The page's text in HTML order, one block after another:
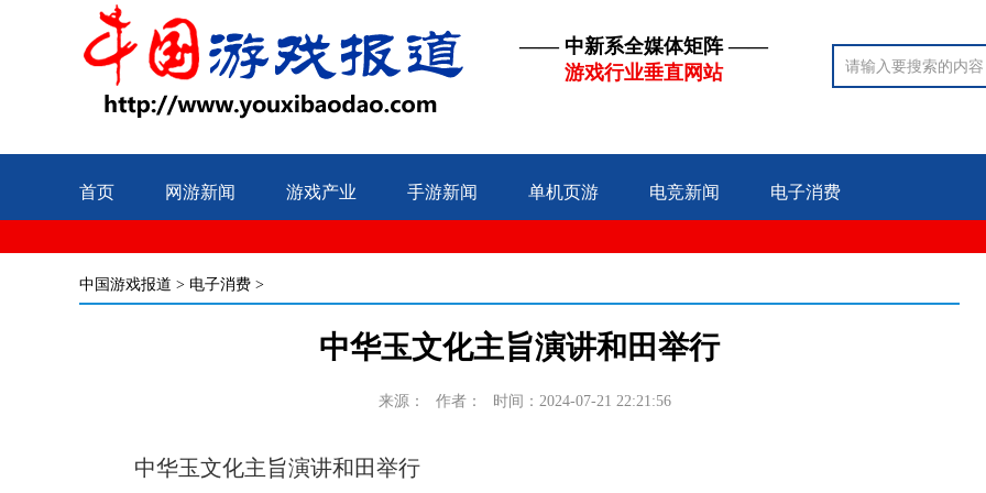
—— 中新系全媒体矩阵 ——
游戏行业垂直网站
首页 网游新闻 游戏产业 手游新闻 单机页游 电竞新闻 电子消费
中国游戏报道 > 电子消费 >
中华玉文化主旨演讲和田举行
来源： 作者： 时间：2024-07-21 22:21:56
中华玉文化主旨演讲和田举行